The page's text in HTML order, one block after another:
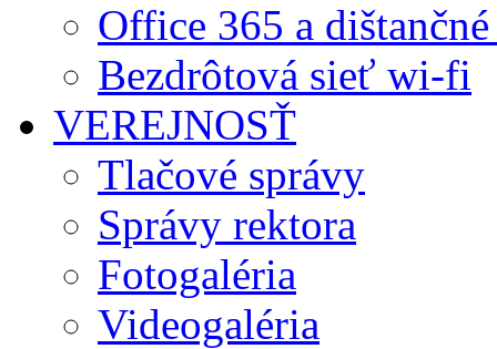
Office 365 a
Bezdrôtová sieť wi-fi
VEREJNOSŤ
Tlačové správy
Správy rektora
Fotogaléria
Videogaléria